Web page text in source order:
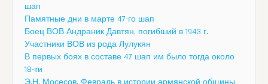
шап
Памятные дни в марте 47-го шап
Боец ВОВ Андраник Давтян, погибший в 1943 г.
Участники ВОВ из рода Лулукян
В первых боях в составе 47 шап им было тогда около
18-ти